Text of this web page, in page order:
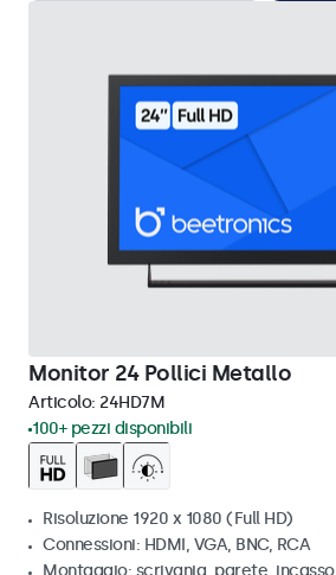
Monitor 24 Pollici Metallo
Articolo: 24HD7M
100+ pezzi disponibili
Risoluzione 1920 x 1080 (Full HD)
Connessioni: HDMI, VGA, BNC, RCA
Montaggio: scrivania, parete, incasso